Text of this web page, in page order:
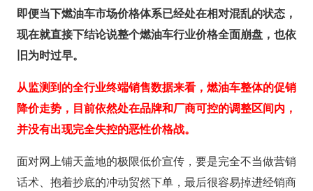
即便当下燃油车市场价格体系已经处在相对混乱的状态，
现在就直接下结论说整个燃油车行业价格全面崩盘，也依
旧为时过早。
从监测到的全行业终端销售数据来看，燃油车整体的促销
降价走势，目前依然处在品牌和厂商可控的调整区间内，
并没有出现完全失控的恶性价格战。
面对网上铺天盖地的极限低价宣传，要是完全不当做营销
话术、抱着抄底的冲动贸然下单，最后很容易掉进经销商